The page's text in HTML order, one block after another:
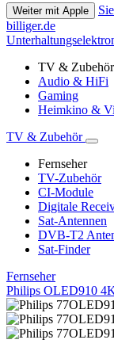
Weiter mit Apple
billiger.de
TV & Zubehör
Audio & HiFi
Gaming
Heimkino &
TV & Zubehör
Fernseher
TV-Zubehör
CI-Module
Digitale
Sat-Antennen
DVB-T2
Sat-Finder
Fernseher
Philips OLED910